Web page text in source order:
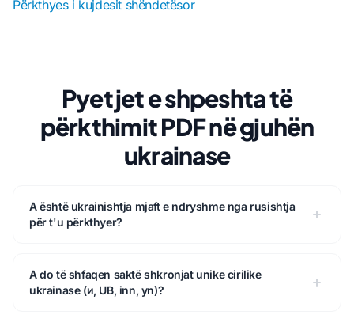
Përkthyes i kujdesit shëndetësor
Pyetjet e shpeshta të
përkthimit PDF në gjuhën
ukrainase
A është ukrainishtja mjaft e ndryshme nga rusishtja
për t'u përkthyer?
A do të shfaqen saktë shkronjat unike cirilike
ukrainase (и, UB, inn, yn)?